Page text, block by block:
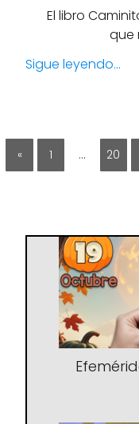
El libro
que
Sigue leyendo...
« 1 … 20